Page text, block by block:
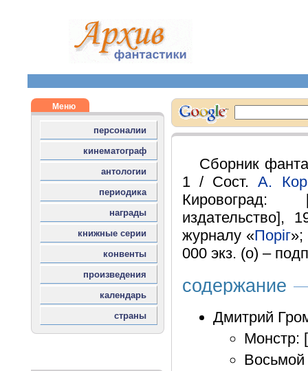
Сборник
1 / Сост.А.
Кировоград:
журналу «Порiг»;
000 экз. (о) –
содержание
Дмитрий
Монстр:
Восьмой